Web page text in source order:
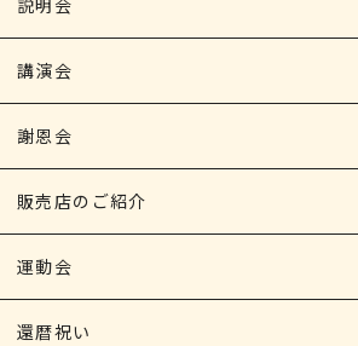
説明会
講演会
謝恩会
販売店のご紹介
運動会
還暦祝い